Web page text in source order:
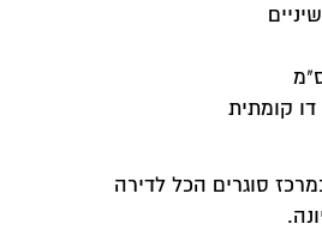
קומתית
סוגרים הכל לדירה